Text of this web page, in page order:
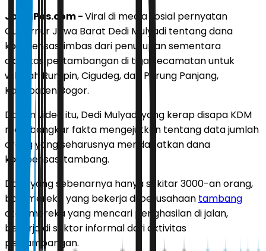
JawaPos.com -Viral di media sosial pernyatan
Gubernur Jawa Barat Dedi Mulyadi tentang dana
kompensasi imbas dari penutupan sementara
aktivitas pertambangan di tiga kecamatan untuk
wilayah Rumpin, Cigudeg, dan Parung Panjang,
Kabupaten Bogor.
Dalam video itu, Dedi Mulyadi yang kerap disapa KDM
membongkar fakta mengejutkan tentang data jumlah
orang yang seharusnya mendapatkan dana
kompensasi tambang.
Data yang sebenarnya hanya sekitar 3000-an orang,
baik mereka yang bekerja di perusahaan tambang
atau mereka yang mencari penghasilan di jalan,
bekerja di sektor informal dari aktivitas
pertambangan.